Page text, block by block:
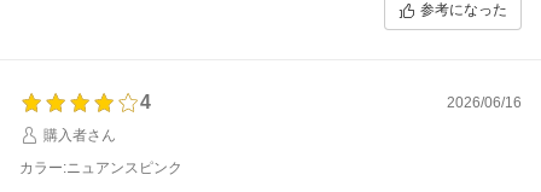
参考になった
4
2026/06/16
購入者さん
カラー:ニュアンスピンク